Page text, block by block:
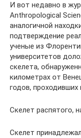
И вот недавно в
Anthropological
аналогичной
подтверждение
ученые из
университетов
скелета,
километрах от
годов, проходивших
Скелет распятого,
Скелет